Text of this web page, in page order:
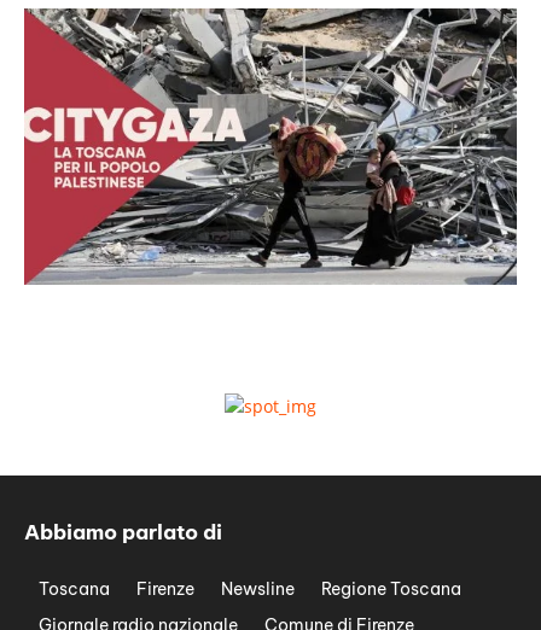
Abbiamo parlato di
Toscana Firenze Newsline
Regione Toscana
Giornale radio nazionale
Comune di Firenze